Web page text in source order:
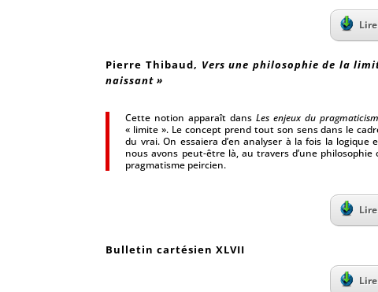
Pierre Thibaud, Vers une philosophie de la
naissant »
Cette notion apparaît dansLes enjeux du
« limite ». Le concept prend tout son sens dans le
du vrai. On essaiera d’en analyser à la fois la
nous avons peut-être là, au travers d’une
pragmatisme peircien.
Bulletin cartésien XLVII